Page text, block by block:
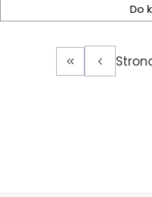
Do
Wróć do